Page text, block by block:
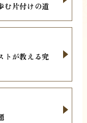
む片付けの道
トが教える究